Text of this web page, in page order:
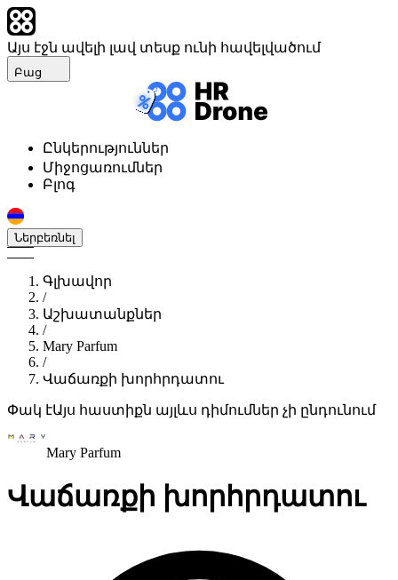
Այս էջն ավելի լավ տեսք ունի հավելվածում
Բաց
Ընկերություններ
Միջոցառումներ
Բլոգ
Ներբեռնել
Գլխավոր
/
Աշխատանքներ
/
Mary Parfum
/
Վաճառքի խորհրդատու
Փակ էԱյս հաստիքն այլևս դիմումներ չի ընդունում
Mary Parfum
Վաճառքի խորհրդատու